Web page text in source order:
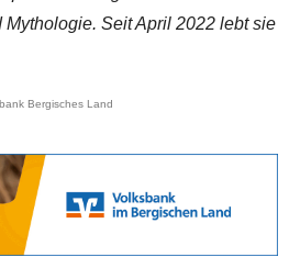
Seit April 2022 lebt sie
Bergisches Land